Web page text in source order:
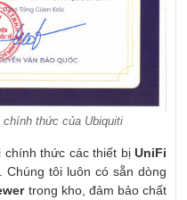
chính thức của Ubiquiti
thức các thiết bịUniFi
tôi luôn có sẵn dòng
trong kho, đảm bảo chất